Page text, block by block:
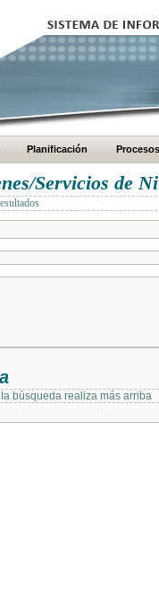
Planificación Procesos
Servicios de
búsqueda realiza más arriba